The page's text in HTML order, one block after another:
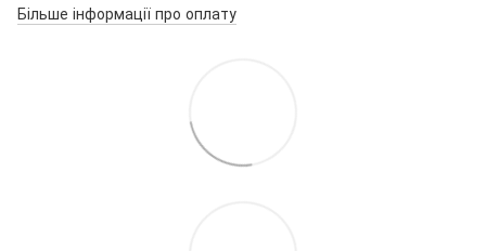
Більше інформації про оплату